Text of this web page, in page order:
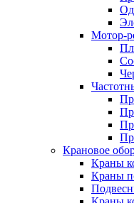
Мотор-
Крановое
Краны
Краны